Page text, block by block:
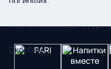
Матчи ближайшего тура
Скорбим…